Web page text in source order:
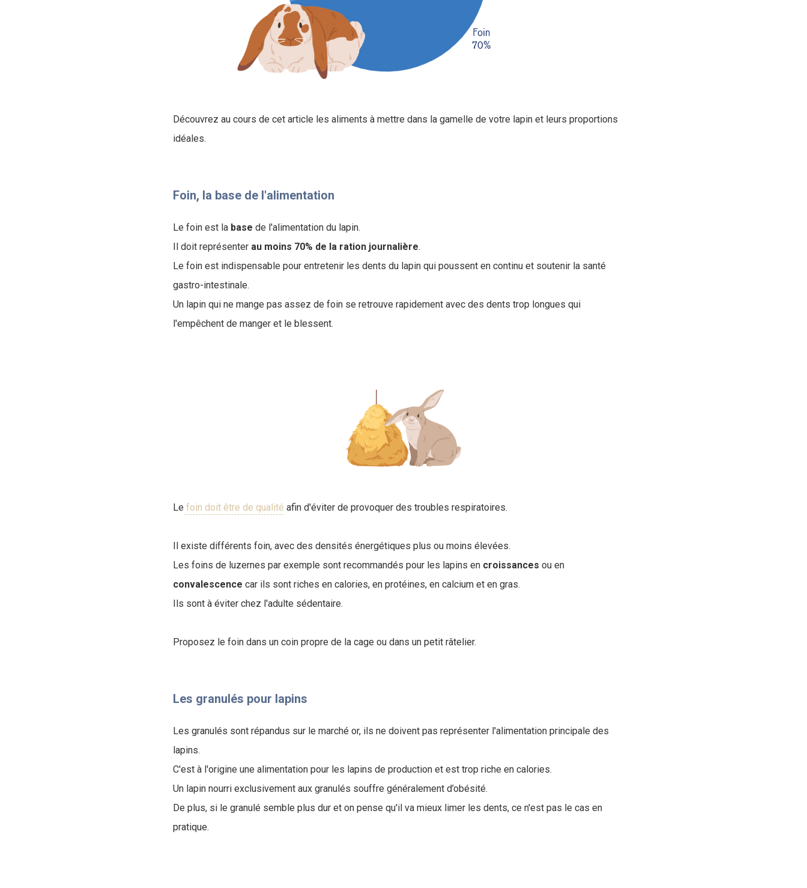
Découvrez au cours de cet article les aliments à mettre dans la gamelle de votre lapin et leurs proportions
idéales.
Foin, la base de l'alimentation
Le foin est la base de l'alimentation du lapin.
Il doit représenter au moins 70% de la ration journalière.
Le foin est indispensable pour entretenir les dents du lapin qui poussent en continu et soutenir la santé
gastro-intestinale.
Un lapin qui ne mange pas assez de foin se retrouve rapidement avec des dents trop longues qui
l'empêchent de manger et le blessent.
Le foin doit être de qualité afin d'éviter de provoquer des troubles respiratoires.
Il existe différents foin, avec des densités énergétiques plus ou moins élevées.
Les foins de luzernes par exemple sont recommandés pour les lapins en croissances ou en
convalescence car ils sont riches en calories, en protéines, en calcium et en gras.
Ils sont à éviter chez l'adulte sédentaire.
Proposez le foin dans un coin propre de la cage ou dans un petit râtelier.
Les granulés pour lapins
Les granulés sont répandus sur le marché or, ils ne doivent pas représenter l'alimentation principale des
lapins.
C'est à l'origine une alimentation pour les lapins de production et est trop riche en calories.
Un lapin nourri exclusivement aux granulés souffre généralement d’obésité.
De plus, si le granulé semble plus dur et on pense qu'il va mieux limer les dents, ce n'est pas le cas en
pratique.